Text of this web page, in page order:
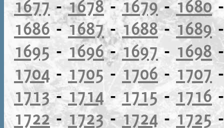
1677-1678-1679-1680
1686-1687-1688-1689
1695 - 1696-1697 - 1698
1704 -1705 - 1706-1707
1713-1714- 1715- 1716
1722-1723-1724-1725